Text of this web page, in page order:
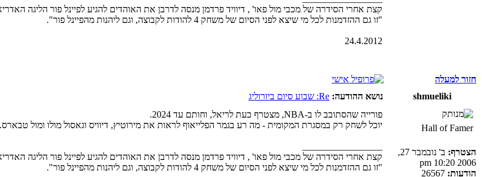
קצת אחרי הסידרה של מכבי מול פאו' , דיוויד פרדמן מנסה לדרבן את האוהדים להגיע לפיינל פור הליגה
"זו גם ההזדמנות לכל מי שיצא לפני הסיום של משחק 4 להודות לקבוצה, וגם ליהנות מהפיינל פור".
24.4.2012
חזור למעלה
shmueliki
נושא ההודעה: Re: שבוע סיום ביורוליג
Hall of Famer
הצטרף:
ב' נובמבר 27,
2006 10:20 pm
הודעות:
פורייה שהסתובב לו ב-NBA, מצטרף כעת לריאל, וחותם עד 2024.
יוכל לשחק רק במסגרת המקומית - מה רע בגמר הפלייאוף לראות את מירוטיץ, דיוויס וגאסול מולו ומול טבארס.
קצת אחרי הסידרה של מכבי מול פאו' , דיוויד פרדמן מנסה לדרבן את האוהדים להגיע לפיינל פור הליגה
"זו גם ההזדמנות לכל מי שיצא לפני הסיום של משחק 4 להודות לקבוצה, וגם ליהנות מהפיינל פור".